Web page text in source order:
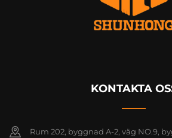
KONTAKTA
Rum 202, byggnad A-2, väg NO.9,